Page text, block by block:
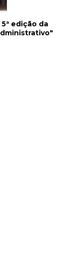
edição da